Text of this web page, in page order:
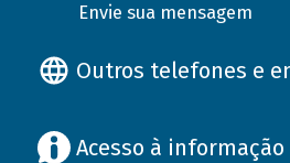
Envie sua mensagem
Outros telefones e
Acesso à informação